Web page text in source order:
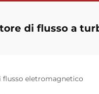
di flusso a
flusso eletromagnetico